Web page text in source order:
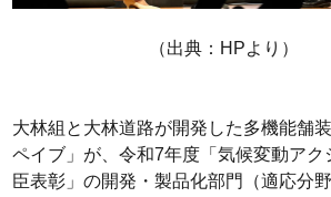
（出典：HPより）
大林組と大林道路が開発した多機能舗
ペイブ」が、令和7年度「気候変動アク
臣表彰」の開発・製品化部門（適応分